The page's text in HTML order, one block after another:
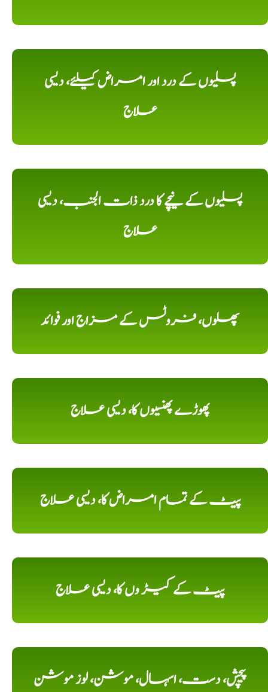
پسلیوں کے درد اور امراض کیلئے، دیسی
علاج
پسلیوں کے نیچے کا درد ذات الجنب، دیسی
علاج
پھلوں، فروٹس کے مزاج اور فوائد
پھوڑے پھنسیوں کا، دیسی علاج
پیٹ کے تمام امراض کا، دیسی علاج
پیٹ کے کیڑ وں کا، دیسی علاج
پیچش، دست، اسہال، موشن، لوز موشن